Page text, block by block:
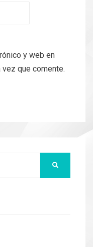
y web en
que comente.